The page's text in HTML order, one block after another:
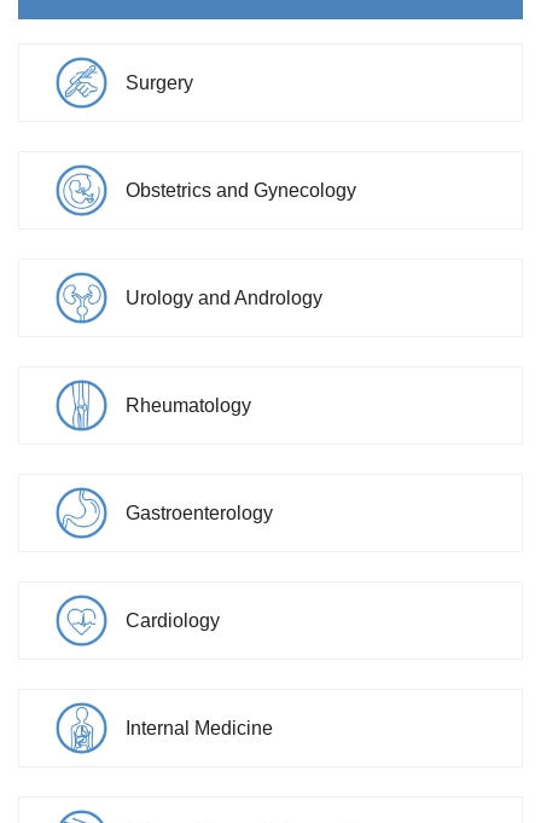
Surgery
Obstetrics and Gynecology
Urology and Andrology
Rheumatology
Gastroenterology
Cardiology
Internal Medicine